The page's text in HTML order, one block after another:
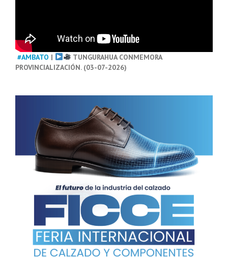
#AMBATO |
TUNGURAHUA CONMEMORA
PROVINCIALIZACIÓN. (03-07-2026)